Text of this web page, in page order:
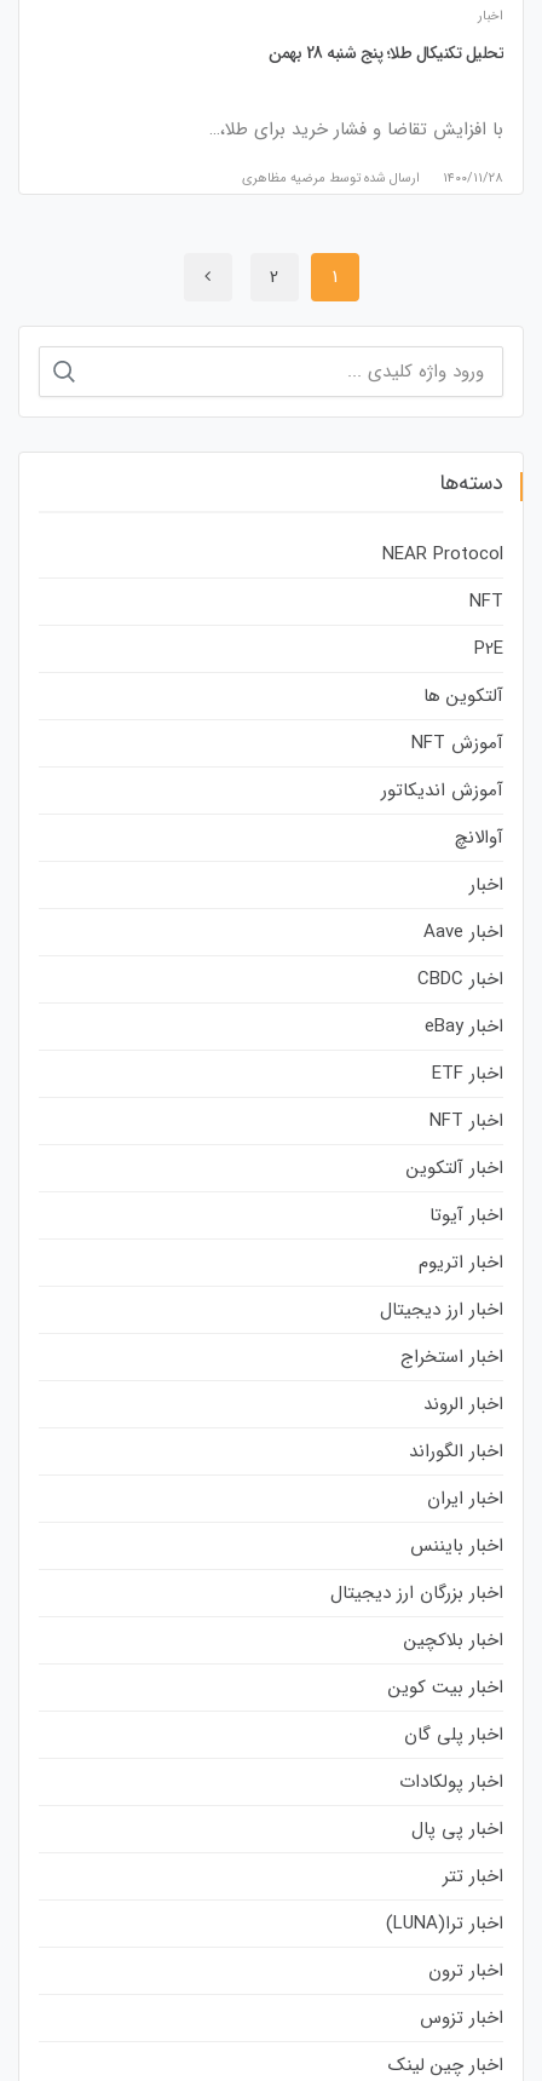
اخبار
تحلیل تکنیکال طلا؛ پنج شنبه 28 بهمن
با افزایش تقاضا و فشار خرید برای طلا،…
۱۴۰۰/۱۱/۲۸ ارسال شده توسط مرضیه مظاهری
1
2
برای:
دسته‌ها
NEAR Protocol
NFT
P2E
آلتکوین ها
آموزش NFT
آموزش اندیکاتور
آوالانچ
اخبار
اخبار Aave
اخبار CBDC
اخبار eBay
اخبار ETF
اخبار NFT
اخبار آلتکوین
اخبار آیوتا
اخبار اتریوم
اخبار ارز دیجیتال
اخبار استخراج
اخبار الروند
اخبار الگوراند
اخبار ایران
اخبار بایننس
اخبار بزرگان ارز دیجیتال
اخبار بلاکچین
اخبار بیت کوین
اخبار پلی گان
اخبار پولکادات
اخبار پی پال
اخبار تتر
اخبار ترا(LUNA)
اخبار ترون
اخبار تزوس
اخبار چین لینک